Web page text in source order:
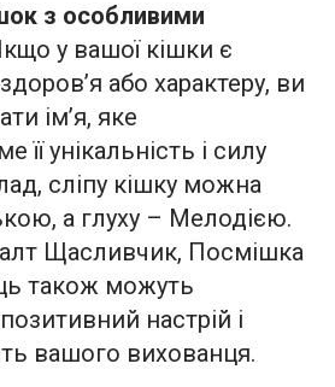
з особливими
у вашої кішки є
або характеру, ви
ім’я, яке
її унікальність і силу
сліпу кішку можна
а глуху – Мелодією.
Щасливчик, Посмішка
також можуть
настрій і
вашого вихованця.